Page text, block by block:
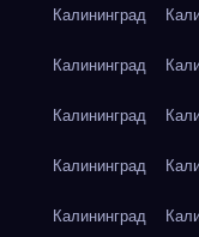
Калининград
Калининград
Калининград
Калининград
Калининград